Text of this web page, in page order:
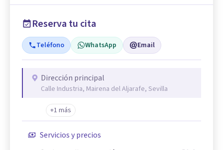
Reserva tu cita
Teléfono WhatsApp Email
Dirección principal
Calle Industria, Mairena del Aljarafe, Sevilla
+1 más
Servicios y precios